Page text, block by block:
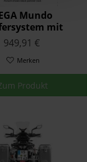
Mundo
mit
für BMW
F700GS/F650GS
(Twin)
949,91 €
Merken
Produkt